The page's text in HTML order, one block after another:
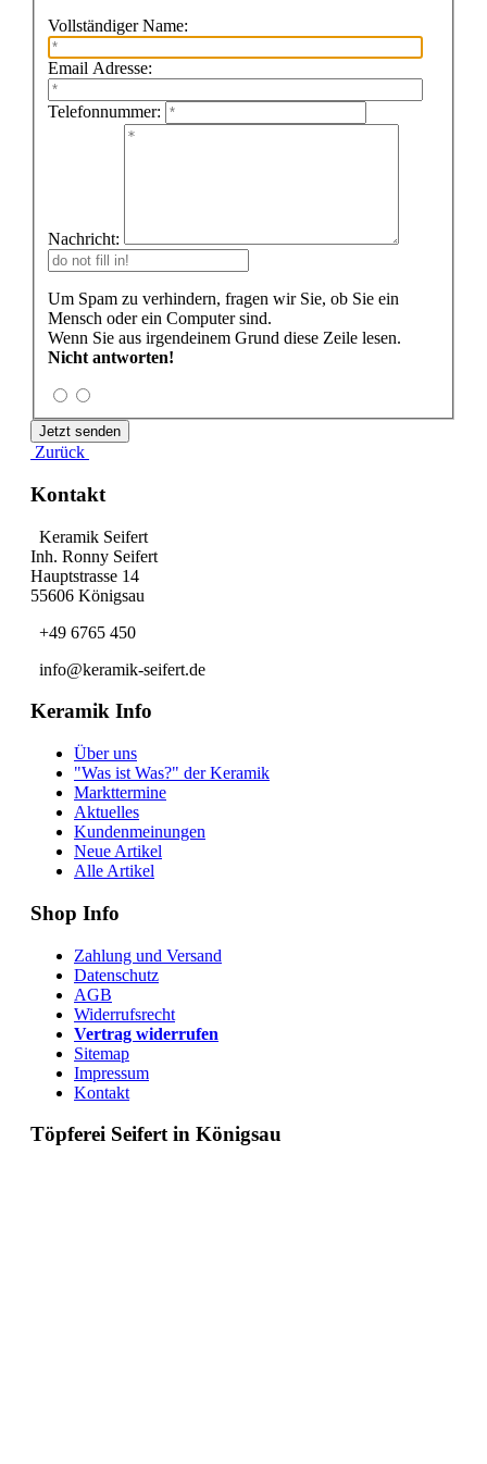
Vollständiger Name:
Email Adresse:
Telefonnummer:
Nachricht:
Um Spam zu verhindern, fragen wir Sie, ob Sie ein
Mensch oder ein Computer sind.
Wenn Sie aus irgendeinem Grund diese Zeile lesen.
Nicht antworten!
Zurück
Kontakt
Keramik Seifert
Inh. Ronny Seifert
Hauptstrasse 14
55606 Königsau
+49 6765 450
info@keramik-seifert.de
Keramik Info
Über uns
"Was ist Was?" der Keramik
Markttermine
Aktuelles
Kundenmeinungen
Neue Artikel
Alle Artikel
Shop Info
Zahlung und Versand
Datenschutz
AGB
Widerrufsrecht
Vertrag widerrufen
Sitemap
Impressum
Kontakt
Töpferei Seifert in Königsau